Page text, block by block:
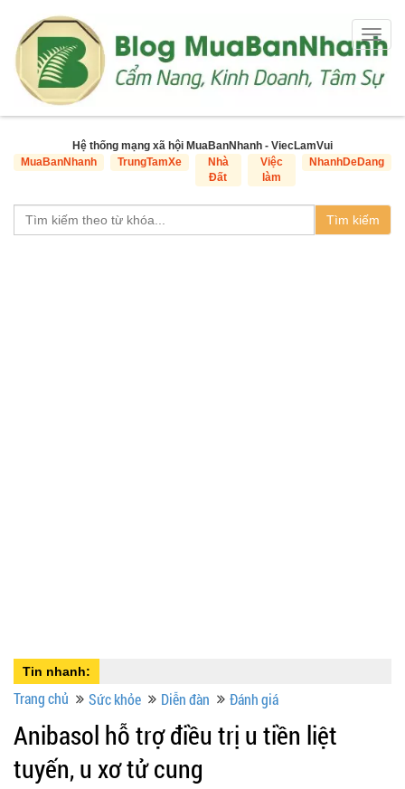
Hệ thống mạng xã hội MuaBanNhanh - ViecLamVui
MuaBanNhanh
TrungTamXe
Nhà
Đất
Việc
làm
NhanhDeDang
Tìm kiếm
Tin nhanh:
Trang chủ Sức khỏe Diễn đàn Đánh giá
Anibasol hỗ trợ điều trị u tiền liệt
tuyến, u xơ tử cung